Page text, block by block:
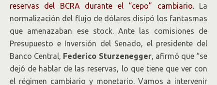
reservas del BCRA durante el “cepo” cambiario.La
normalización del flujo de dólares disipó los fantasmas
que amenazaban ese stock. Ante las comisiones de
Presupuesto e Inversión del Senado, el presidente del
Banco Central, Federico Sturzenegger, afirmó que “se
dejó de hablar de las reservas, lo que tiene que ver con
el régimen cambiario y monetario. Vamos a intervenir